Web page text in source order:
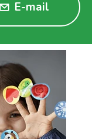
E-mail